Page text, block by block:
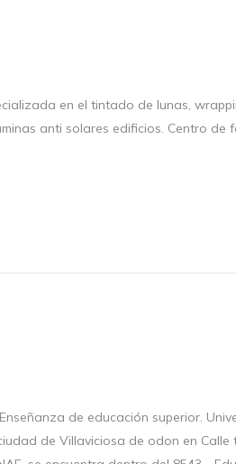
en el tintado de lunas,
anti solares edificios. Centro de
de educación superior.
de Villaviciosa de odon en Calle